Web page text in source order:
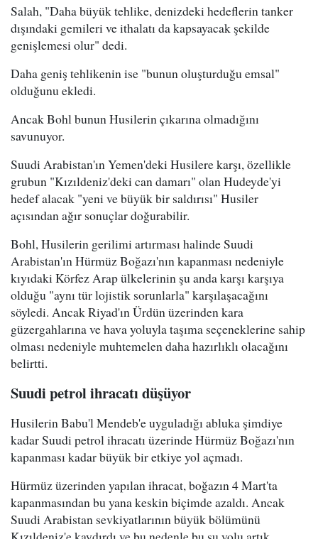
Salah, "Daha büyük tehlike, denizdeki hedeflerin tanker
dışındaki gemileri ve ithalatı da kapsayacak şekilde
genişlemesi olur" dedi.
Daha geniş tehlikenin ise "bunun oluşturduğu emsal"
olduğunu ekledi.
Ancak Bohl bunun Husilerin çıkarına olmadığını
savunuyor.
Suudi Arabistan'ın Yemen'deki Husilere karşı, özellikle
grubun "Kızıldeniz'deki can damarı" olan Hudeyde'yi
hedef alacak "yeni ve büyük bir saldırısı" Husiler
açısından ağır sonuçlar doğurabilir.
Bohl, Husilerin gerilimi artırması halinde Suudi
Arabistan'ın Hürmüz Boğazı'nın kapanması nedeniyle
kıyıdaki Körfez Arap ülkelerinin şu anda karşı karşıya
olduğu "aynı tür lojistik sorunlarla" karşılaşacağını
söyledi. Ancak Riyad'ın Ürdün üzerinden kara
güzergahlarına ve hava yoluyla taşıma seçeneklerine sahip
olması nedeniyle muhtemelen daha hazırlıklı olacağını
belirtti.
Suudi petrol ihracatı düşüyor
Husilerin Babu'l Mendeb'e uyguladığı abluka şimdiye
kadar Suudi petrol ihracatı üzerinde Hürmüz Boğazı'nın
kapanması kadar büyük bir etkiye yol açmadı.
Hürmüz üzerinden yapılan ihracat, boğazın 4 Mart'ta
kapanmasından bu yana keskin biçimde azaldı. Ancak
Suudi Arabistan sevkiyatlarının büyük bölümünü